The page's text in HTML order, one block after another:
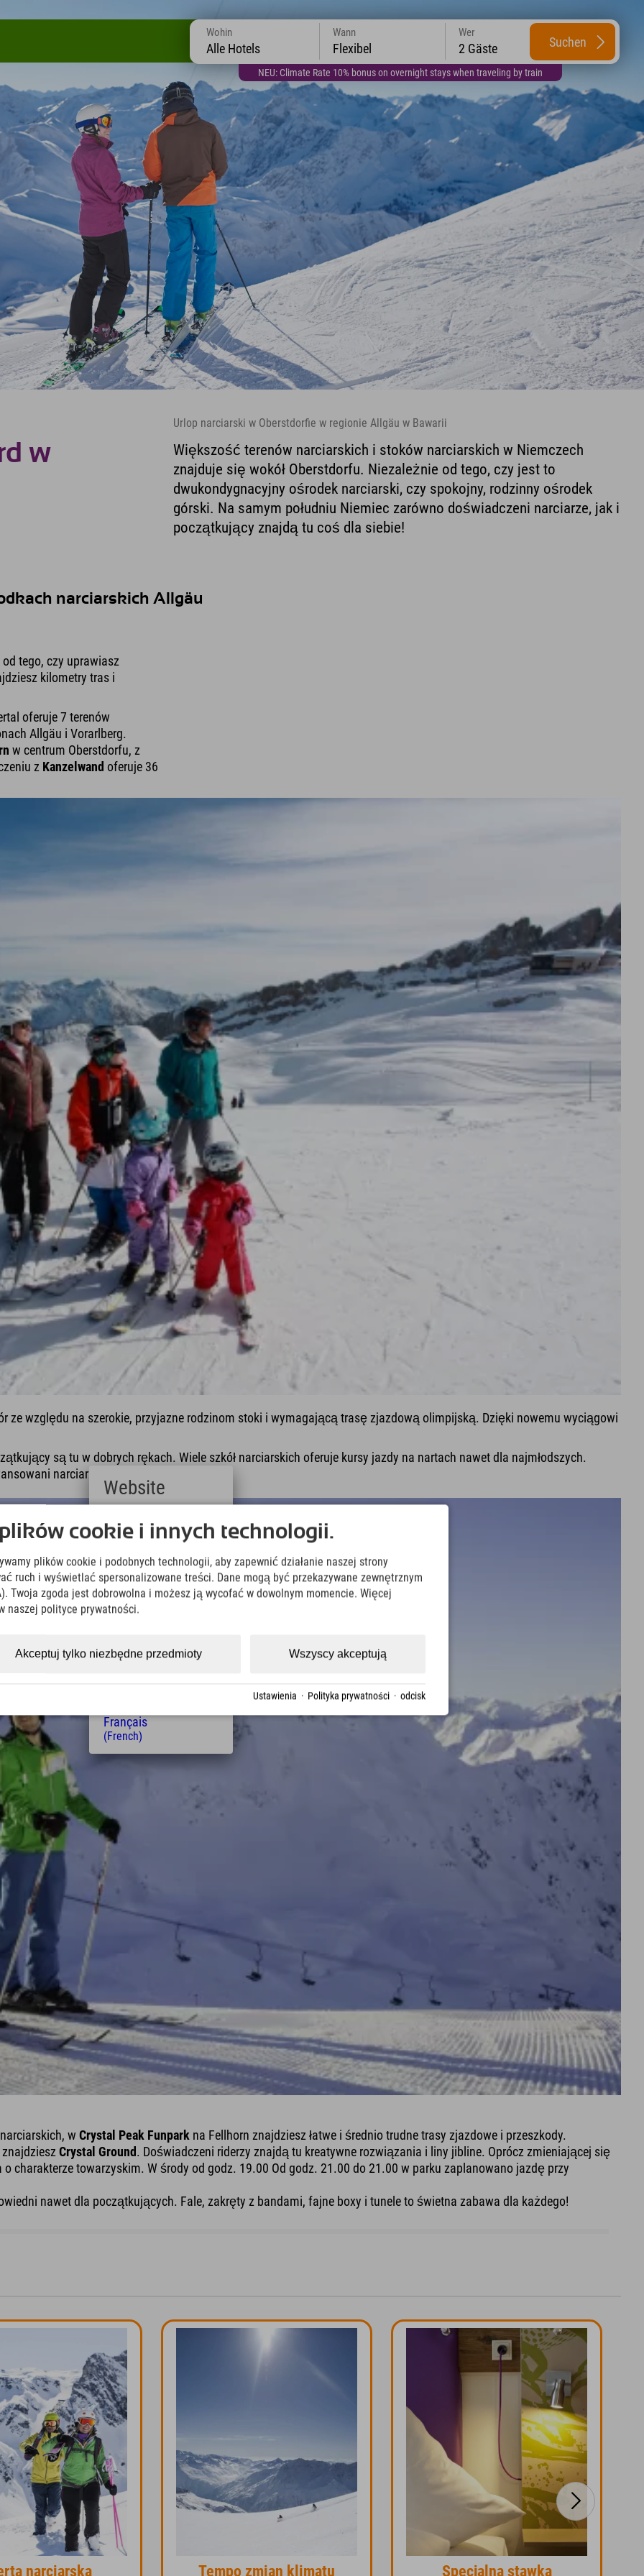
NEU: Climate Rate 10% bonus on overnight stays when traveling by train
Wohin
Alle Hotels
Wann
Flexibel
Wer
2 Gäste Suchen
w
Urlop narciarski w Oberstdorfie w regionie Allgäu w Bawarii
Większość terenów narciarskich i stoków narciarskich w Niemczech
znajduje się wokół Oberstdorfu. Niezależnie od tego, czy jest to
dwukondygnacyjny ośrodek narciarski, czy spokojny, rodzinny ośrodek
górski. Na samym południu Niemiec zarówno doświadczeni narciarze, jak i
początkujący znajdą tu coś dla siebie!
narciarskich Allgäu
tego, czy uprawiasz
kilometry tras i
oferuje 7 terenów
Allgäu i Vorarlberg.
w centrum Oberstdorfu, z
z Kanzelwand oferuje 36
ze względu na szerokie, przyjazne rodzinom stoki i wymagającą trasę zjazdową olimpijską. Dzięki nowemu wyciągowi
są tu w dobrych rękach. Wiele szkół narciarskich oferuje kursy jazdy na nartach nawet dla najmłodszych.
narciarze znajdą tu coś dla siebie!
wCrystal Peak Funpark na Fellhorn znajdziesz łatwe i średnio trudne trasy zjazdowe i przeszkody.
znajdzieszCrystal Ground. Doświadczeni riderzy znajdą tu kreatywne rozwiązania i liny jibline. Oprócz zmieniającej się
charakterze towarzyskim. W środy od godz. 19.00 Od godz. 21.00 do 21.00 w parku zaplanowano jazdę przy
nawet dla początkujących. Fale, zakręty z bandami, fajne boxy i tunele to świetna zabawa dla każdego!
narciarska Tempo zmian klimatu Specjalna stawka
cookie i innych technologii.
plików cookie i podobnych technologii, aby zapewnić działanie naszej strony
ruch i wyświetlać spersonalizowane treści. Dane mogą być przekazywane zewnętrznym
Twoja zgoda jest dobrowolna i możesz ją wycofać w dowolnym momencie. Więcej
naszej polityce prywatności.
Wszyscy akceptują
Akceptuj tylko niezbędne przedmioty
Ustawienia · Polityka prywatności · odcisk
Website
Deutsch
(German)
(English)
Italiano
(Italian)
Čeština
(Polish)
Magyar
Français
(French)